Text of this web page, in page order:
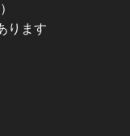
ります